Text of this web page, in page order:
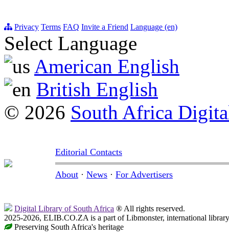
Privacy Terms FAQ Invite a Friend Language (en)
Select Language
American English
British English
© 2026 South Africa
Editorial Contacts
About · News · For Advertisers
Digital Library of South Africa ® All rights reserved.
2025-2026, ELIB.CO.ZA is a part of Libmonster, international
Preserving South Africa's heritage